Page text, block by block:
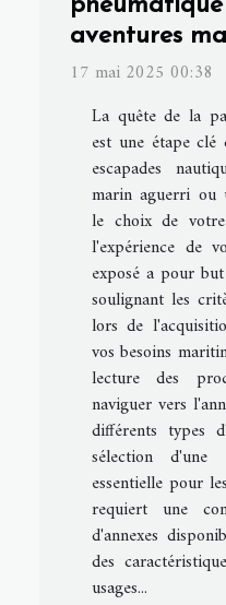
aventures
17 mai 2025 00:38
La quête de la
est une étape
escapades
marin aguerri ou
le choix de
l'expérience de
exposé a pour
soulignant les
lors de
vos besoins
lecture des
naviguer vers
différents types
sélection d'une
essentielle pour
requiert une
d'annexes
des
usages...